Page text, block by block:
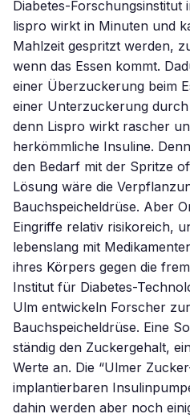
Diabetes-Forschungsinstitut
lispro wirkt in Minuten und
Mahlzeit gespritzt werden,
wenn das Essen kommt.
einer Überzuckerung beim
einer Unterzuckerung
denn Lispro wirkt rascher
herkömmliche Insuline.
den Bedarf mit der Spritze
Lösung wäre die
Bauchspeicheldrüse. Aber
Eingriffe relativ risikoreich,
lebenslang mit
ihres Körpers gegen die
Institut für Diabetes-
Ulm entwickeln Forscher
Bauchspeicheldrüse. Eine
ständig den Zuckergehalt,
Werte an. Die “Ulmer
implantierbaren
dahin werden aber noch